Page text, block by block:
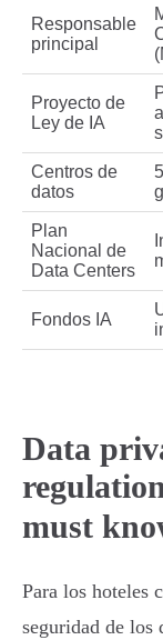
Responsable
principal
Proyecto de
Ley de IA
Centros de
datos
Plan
Nacional de
Data Centers
Fondos IA
Data
must
Para los hoteles
seguridad de los